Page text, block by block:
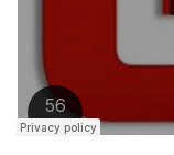
Em
Prefeitura e
de Bombeiros